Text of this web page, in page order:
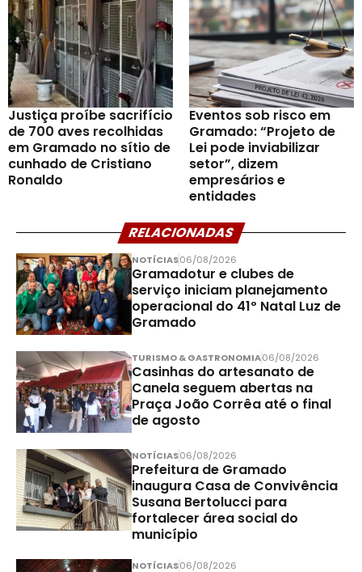
Justiça proíbe sacrifício
de 700 aves recolhidas
em Gramado no sítio de
cunhado de Cristiano
Ronaldo
Eventos sob risco em
Gramado: “Projeto de
Lei pode inviabilizar
setor”, dizem
empresários e
entidades
RELACIONADAS
NOTÍCIAS06/08/2026
Gramadotur e clubes de
serviço iniciam planejamento
operacional do 41º Natal Luz de
Gramado
TURISMO & GASTRONOMIA06/08/2026
Casinhas do artesanato de
Canela seguem abertas na
Praça João Corrêa até o final
de agosto
NOTÍCIAS06/08/2026
Prefeitura de Gramado
inaugura Casa de Convivência
Susana Bertolucci para
fortalecer área social do
município
NOTÍCIAS06/08/2026